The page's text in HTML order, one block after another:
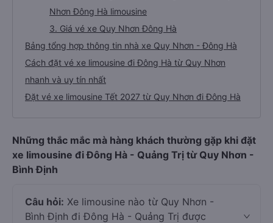
Nhơn Đông Hà limousine
3. Giá vé xe Quy Nhơn Đông Hà
Bảng tổng hợp thông tin nhà xe Quy Nhơn - Đông Hà
Cách đặt vé xe limousine đi Đông Hà từ Quy Nhơn
nhanh và uy tín nhất
Đặt vé xe limousine Tết 2027 từ Quy Nhơn đi Đông Hà
Những thắc mắc mà hàng khách thường gặp khi đặt
xe limousine đi Đông Hà - Quảng Trị từ Quy Nhơn -
Bình Định
Câu hỏi: Xe limousine nào từ Quy Nhơn -
Bình Định đi Đông Hà - Quảng Trị được